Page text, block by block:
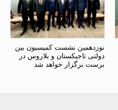
نوزدهمین نشست کمیسیون بین
دولتی تاجیکستان و بلاروس در
برست برگزار خواهد شد